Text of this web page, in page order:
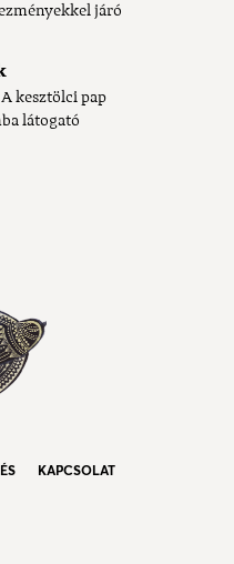
járó
kesztölci pap
látogató
KAPCSOLAT